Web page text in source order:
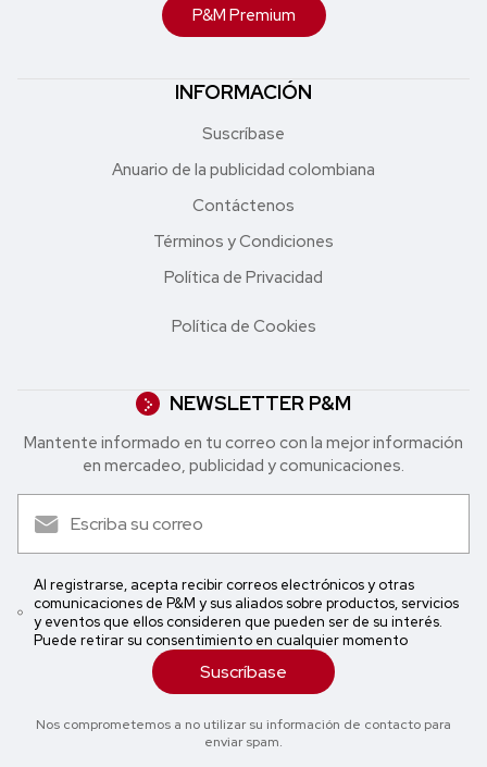
P&M Premium
INFORMACIÓN
Suscríbase
Anuario de la publicidad colombiana
Contáctenos
Términos y Condiciones
Política de Privacidad
Política de Cookies
NEWSLETTER P&M
Mantente informado en tu correo con la mejor in formación
en mercadeo, publicidad y comunicaciones.
Al registrarse, acepta recibir correos electrónicos y otras
comunicaciones de P&M y sus aliados sobre productos, servicios
y eventos que ellos consideren que pueden ser de su interés.
Puede retirar su consentimiento en cualquier momento
Suscríbase
Nos comprometemos a no utilizar su información de contacto para
enviar spam.